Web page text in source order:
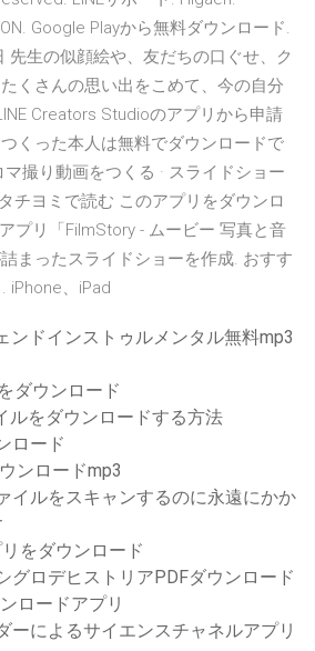
Google Playから無料ダウンロード.
先生の似顔絵や、友だちの口ぐせ、ク
くさんの思い出をこめて、今の自分
Creators Studioのアプリから申請
くった本人は無料でダウンロードで
撮り動画をつくる · スライドショー
チヨミで読む このアプリをダウンロ
プリ「FilmStory - ムービー 写真と音
まったスライドショーを作成. おすす
iPhone、iPad
ンドインストゥルメンタル無料mp3
ダウンロード
ルをダウンロードする方法
ロード
ンロードmp3
イルをスキャンするのに永遠にかか
をダウンロード
グロデヒストリアPDFダウンロード
ロードアプリ
ーによるサイエンスチャネルアプリ